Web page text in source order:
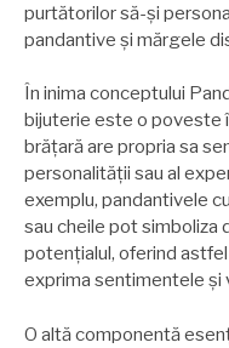
purtătorilor să-și
pandantive și mărgele
În inima conceptului
bijuterie este o poveste
brățară are propria sa
personalității sau al
exemplu, pandantivele
sau cheile pot simboliza
potențialul, oferind
exprima sentimentele și
O altă componentă